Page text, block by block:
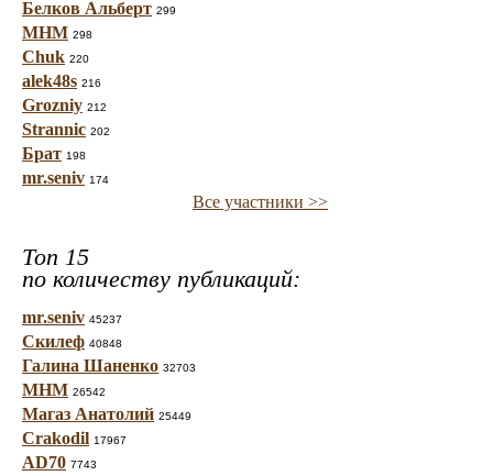
Белков Альберт 299
МНМ 298
Chuk 220
alek48s 216
Grozniy 212
Strannic 202
Брат 198
mr.seniv 174
Все участники >>
Топ 15
по количеству публикаций:
mr.seniv 45237
Скилеф 40848
Галина Шаненко 32703
МНМ 26542
Магаз Анатолий 25449
Crakodil 17967
AD70 7743